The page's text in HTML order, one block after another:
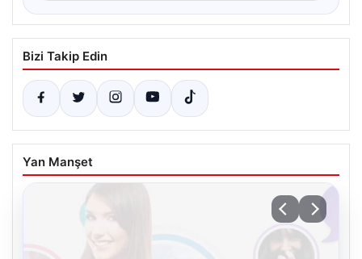
Bizi Takip Edin
Yan Manşet